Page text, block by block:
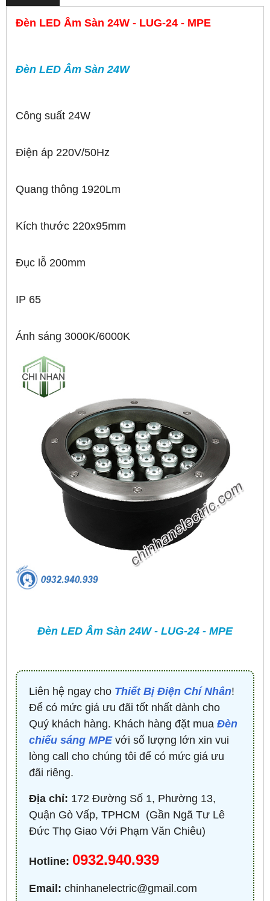
Đèn LED Âm Sàn 24W - LUG-24 - MPE
Đèn LED Âm Sàn 24W
Công suất 24W
Điện áp 220V/50Hz
Quang thông 1920Lm
Kích thước 220x95mm
Đục lỗ 200mm
IP 65
Ánh sáng 3000K/6000K
Đèn LED Âm Sàn 24W - LUG-24 - MPE
Liên hệ ngay cho Thiết Bị Điện Chí Nhân!
Để có mức giá ưu đãi tốt nhất dành cho
Quý khách hàng. Khách hàng đặt mua Đèn
chiếu sáng MPEvới số lượng lớn xin vui
lòng call cho chúng tôi để có mức giá ưu
đãi riêng.
Địa chỉ: 172 Đường Số 1, Phường 13,
Quận Gò Vấp, TPHCM ​ (Gần Ngã Tư Lê
Đức Thọ Giao Với Phạm Văn Chiêu)
Hotline: 0932.940.939
Email: chinhanelectric@gmail.com